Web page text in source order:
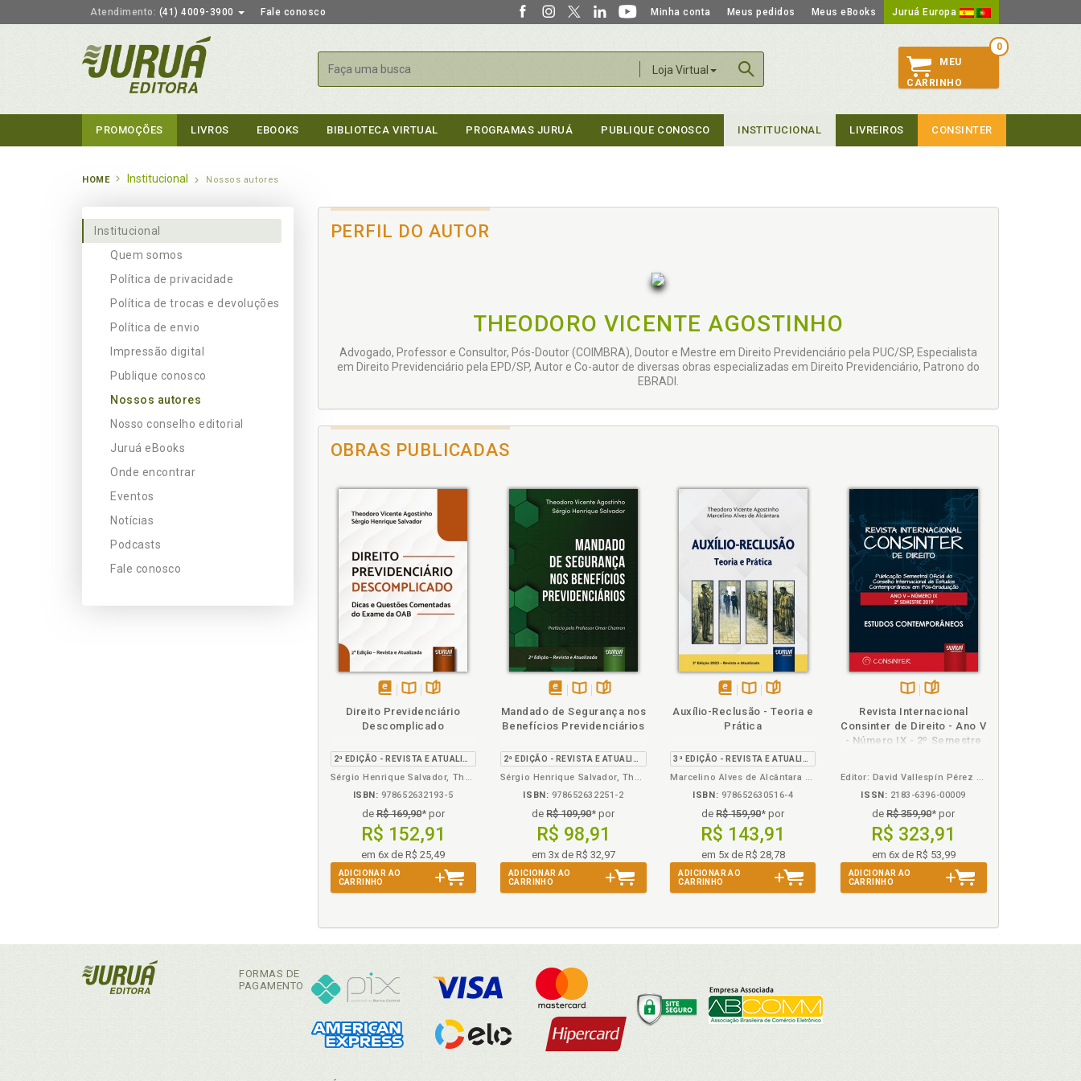
Atendimento: (41) 4009-3900 Fale conosco Minha conta Meus pedidos Meus eBooks Juruá Europa
Loja Virtual
Buscar
0
MEU
CARRINHO
PROMOÇÕES LIVROS EBOOKS BIBLIOTECA VIRTUAL PROGRAMAS JURUÁ PUBLIQUE CONOSCO INSTITUCIONAL LIVREIROS CONSINTER
HOME Institucional Nossos autores
Institucional
Quem somos
Política de privacidade
Política de trocas e devoluções
Política de envio
Impressão digital
Publique conosco
Nossos autores
Nosso conselho editorial
Juruá eBooks
Onde encontrar
Eventos
Notícias
Podcasts
Fale conosco
PERFIL DO AUTOR
THEODORO VICENTE AGOSTINHO
Advogado, Professor e Consultor, Pós-Doutor (COIMBRA), Doutor e Mestre em Direito Previdenciário pela PUC/SP, Especialista
em Direito Previdenciário pela EPD/SP, Autor e Co-autor de diversas obras especializadas em Direito Previdenciário, Patrono do
EBRADI.
OBRAS PUBLICADAS
eBook
na
B.V.
Direito Previdenciário
Descomplicado
Sérgio Henrique Salvador, Theodoro Vicente Agostinho
ISBN: 978652632193-5
deR$ 169,90* por
R$ 152,91
em 6x de R$ 25,49
ADICIONAR AO
CARRINHO
em
na
Mandado de Segurança nos
Benefícios Previdenciários
Sérgio Henrique Salvador, Theodoro Vicente Agostinho
ISBN: 978652632251-2
deR$ 109,90* por
R$ 98,91
em 3x de R$ 32,97
ADICIONAR AO
CARRINHO
em
na
Folheie
Auxílio-Reclusão - Teoria e
Prática
Marcelino Alves de Alcântara e Theodoro Vicente Agostinho
ISBN: 978652630516-4
deR$ 159,90* por
R$ 143,91
em 5x de R$ 28,78
ADICIONAR AO
CARRINHO
na
B.V.
Revista Internacional
Consinter de Direito - Ano V
- Número IX - 2º Semestre
Editor: David Vallespín Pérez - Diretores: Germán Barreiro González, Gonçalo S. de Melo Bandeira e María Yolanda Sánchez-Urán Azaña
ISSN: 2183-6396-00009
deR$ 359,90* por
R$ 323,91
em 6x de R$ 53,99
ADICIONAR AO
CARRINHO
FORMAS DE
PAGAMENTO